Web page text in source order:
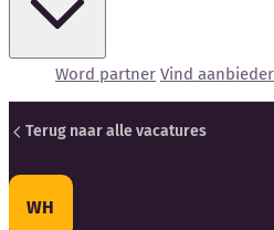
Word partner Vind aanbieder
Kennisbank
Terug naar alle vacatures
WH